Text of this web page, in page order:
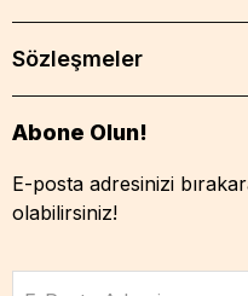
Sözleşmeler
Abone Olun!
E-posta adresinizi
olabilirsiniz!